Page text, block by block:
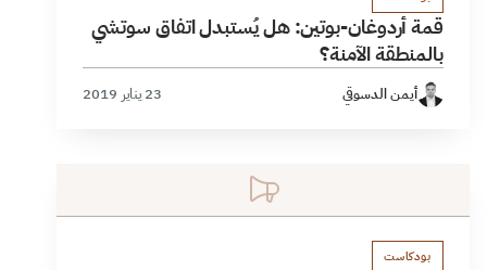
قمة أردوغان-بوتين: هل يُستبدل اتفاق سوتشي
بالمنطقة الآمنة؟
أيمن الدسوقي 23 يناير 2019
بودكاست